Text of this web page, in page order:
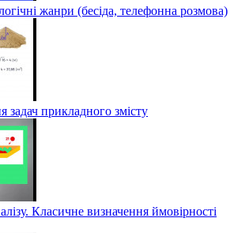
жанри (бесіда, телефонна розмова)
задач прикладного змісту
Класичне визначення ймовірності